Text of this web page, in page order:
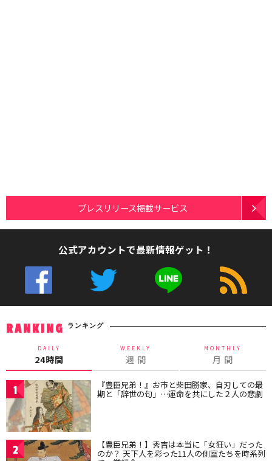
プレスリリース掲載サービス
公式アカウントで最新情報ゲット！
RANKING ランキング
DAILY
24時間
WEEKLY
週 間
MONTHLY
月 間
1 『豊臣兄弟！』お市と柴田勝家、自刃しての最
期と「辞世の句」…運命を共にした２人の悲劇
2 【豊臣兄弟！】秀吉は本当に「女狂い」だった
のか？ 天下人を彩った11人の側室たちを時系列